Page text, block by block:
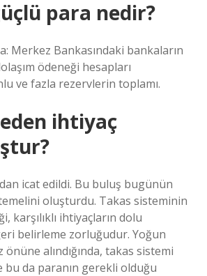
para nedir?
Merkez Bankasındaki bankaların
ödeneği hesapları
ve fazla rezervlerin toplamı.
ihtiyaç
icat edildi. Bu buluş bugünün
oluşturdu. Takas sisteminin
karşılıklı ihtiyaçların dolu
belirleme zorluğudur. Yoğun
alındığında, takas sistemi
bu da paranın gerekli olduğu